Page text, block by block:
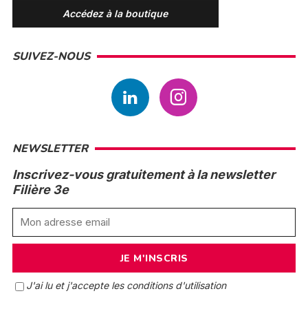
Accédez à la boutique
SUIVEZ-NOUS
NEWSLETTER
Inscrivez-vous gratuitement à la newsletter
Filière 3e
J'ai lu et j'accepte les conditions d'utilisation